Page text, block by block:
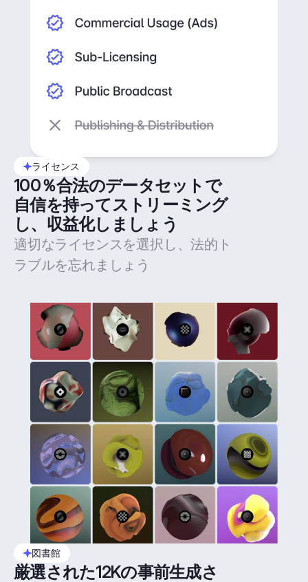
ライセンス
100％合法のデータセットで
自信を持ってストリーミング
し、収益化しましょう
適切なライセンスを選択し、法的ト
ラブルを忘れましょう
図書館
厳選された12Kの事前生成さ